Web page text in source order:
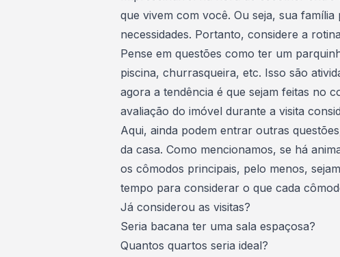
que vivem com você. Ou seja, sua família
necessidades. Portanto, considere a
Pense em questões como ter um
piscina, churrasqueira, etc. Isso são
agora a tendência é que sejam feitas no
avaliação do imóvel durante a visita
Aqui, ainda podem entrar outras
da casa. Como mencionamos, se há
os cômodos principais, pelo menos,
tempo para considerar o que cada
Já considerou as visitas?
Seria bacana ter uma sala espaçosa?
Quantos quartos seria ideal?